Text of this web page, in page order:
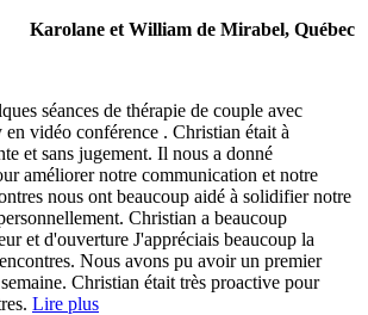
Karolane et William de Mirabel, Québec
séances de thérapie de couple avec
vidéo conférence . Christian était à
et sans jugement. Il nous a donné
améliorer notre communication et notre
nous ont beaucoup aidé à solidifier notre
Christian a beaucoup
et d'ouverture J'appréciais beaucoup la
Nous avons pu avoir un premier
Christian était très proactive pour
Lire plus